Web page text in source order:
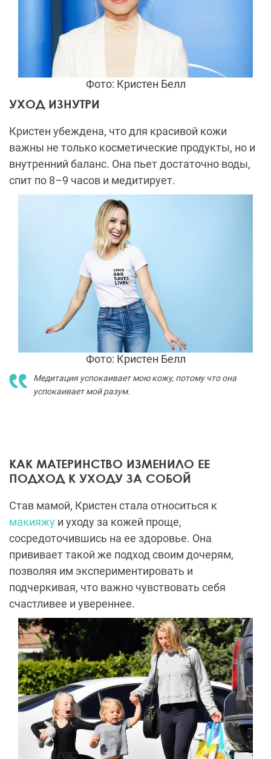
Фото: Кристен Белл
УХОД ИЗНУТРИ
Кристен убеждена, что для красивой кожи
важны не только косметические продукты, но и
внутренний баланс. Она пьет достаточно воды,
спит по 8–9 часов и медитирует.
Фото: Кристен Белл
Медитация успокаивает мою кожу, потому что она
успокаивает мой разум.
КАК МАТЕРИНСТВО ИЗМЕНИЛО ЕЕ
ПОДХОД К УХОДУ ЗА СОБОЙ
Став мамой, Кристен стала относиться к
макияжу и уходу за кожей проще,
сосредоточившись на ее здоровье. Она
прививает такой же подход своим дочерям,
позволяя им экспериментировать и
подчеркивая, что важно чувствовать себя
счастливее и увереннее.